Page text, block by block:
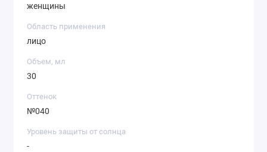
женщины
Область применения
лицо
Объем, мл
30
Оттенок
№040
Уровень защиты от солнца
-